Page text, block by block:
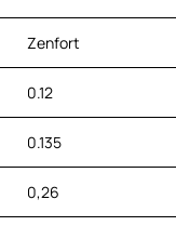
Zenfort
0.12
0.135
0,26